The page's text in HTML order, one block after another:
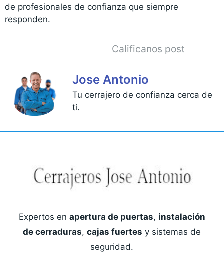
de profesionales de confianza que siempre
responden.
Calificanos post
Jose Antonio
Tu cerrajero de confianza cerca de
ti.
Expertos en apertura de puertas, instalación
de cerraduras, cajas fuertes y sistemas de
seguridad.